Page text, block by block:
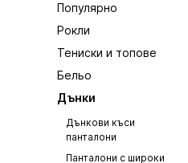
Популярно
Рокли
Тениски и топове
Бельо
Дънки
Дънкови къси
панталони
Панталони с широки